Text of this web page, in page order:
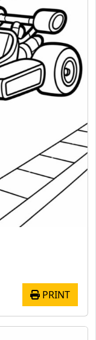
PRINT